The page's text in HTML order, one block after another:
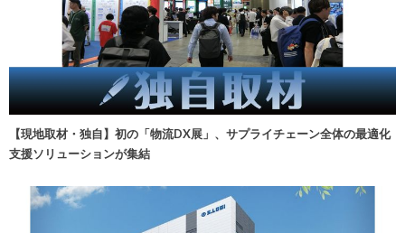
【現地取材・独自】初の「物流DX展」、サプライチェーン全体の最適化
支援ソリューションが集結